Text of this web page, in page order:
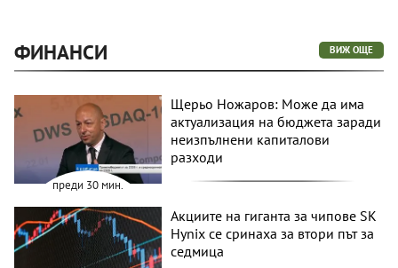
ФИНАНСИ ВИЖ ОЩЕ
преди 30 мин.
Щерьо Ножаров: Може да има
актуализация на бюджета заради
неизпълнени капиталови
разходи
Акциите на гиганта за чипове SK
Hynix се сринаха за втори път за
седмица